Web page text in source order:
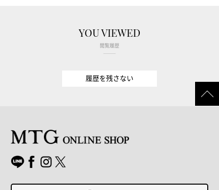
YOU VIEWED
閲覧履歴
履歴を残さない